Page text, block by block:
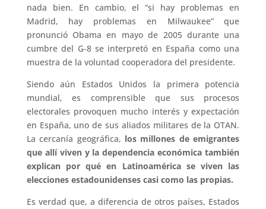
nada bien. En cambio, el “si hay problemas en
Madrid, hay problemas en Milwaukee” que
pronunció Obama en mayo de 2005 durante una
cumbre del G-8 se interpretó en España como una
muestra de la voluntad cooperadora del presidente.
Siendo aún Estados Unidos la primera potencia
mundial, es comprensible que sus procesos
electorales provoquen mucho interés y expectación
en España, uno de sus aliados militares de la OTAN.
La cercanía geográfica, los millones de emigrantes
que allí viven y la dependencia económica también
explican por qué en Latinoamérica se viven las
elecciones estadounidenses casi como las propias.
Es verdad que, a diferencia de otros países, Estados